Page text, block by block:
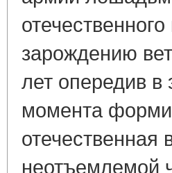
зарождению
лет опередив
момента
отече­ственная
неотъемлемой